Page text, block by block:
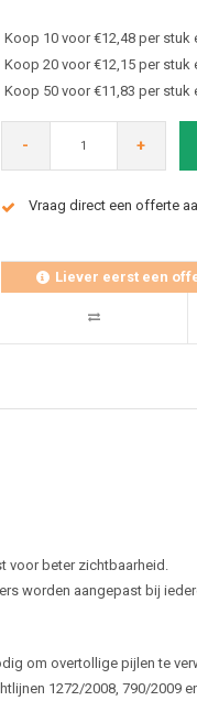
Koop 10 voor €12,48 per stuk
Koop 20 voor €12,15 per stuk
Koop 50 voor €11,83 per stuk
- +
Vraag direct een offerte
Liever eerst een
voor beter zichtbaarheid.
worden aangepast bij
om overtollige pijlen te
1272/2008, 790/2009